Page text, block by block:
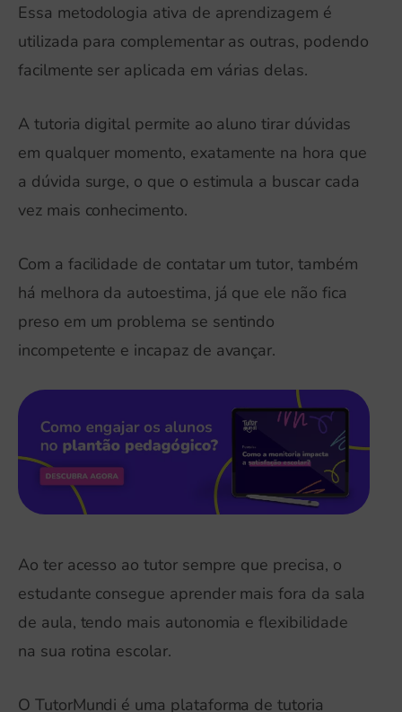
Essa metodologia ativa de aprendizagem é
utilizada para complementar as outras, podendo
facilmente ser aplicada em várias delas.
A tutoria digital permite ao aluno tirar dúvidas
em qualquer momento, exatamente na hora que
a dúvida surge, o que o estimula a buscar cada
vez mais conhecimento.
Com a facilidade de contatar um tutor, também
há melhora da autoestima, já que ele não fica
preso em um problema se sentindo
incompetente e incapaz de avançar.
Ao ter acesso ao tutor sempre que precisa, o
estudante consegue aprender mais fora da sala
de aula, tendo mais autonomia e flexibilidade
na sua rotina escolar.
O TutorMundi é uma plataforma de tutoria